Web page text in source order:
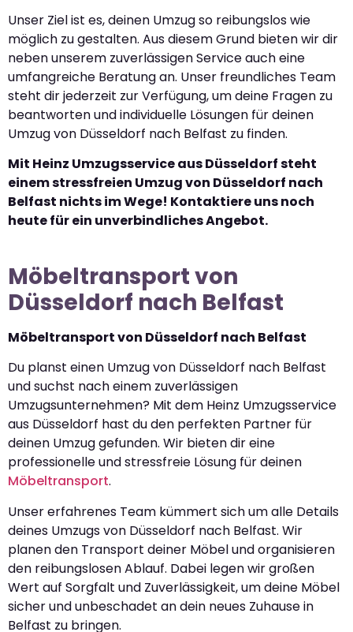
Unser Ziel ist es, deinen Umzug so reibungslos wie
möglich zu gestalten. Aus diesem Grund bieten wir dir
neben unserem zuverlässigen Service auch eine
umfangreiche Beratung an. Unser freundliches Team
steht dir jederzeit zur Verfügung, um deine Fragen zu
beantworten und individuelle Lösungen für deinen
Umzug von Düsseldorf nach Belfast zu finden.
Mit Heinz Umzugsservice aus Düsseldorf steht
einem stressfreien Umzug von Düsseldorf nach
Belfast nichts im Wege! Kontaktiere uns noch
heute für ein unverbindliches Angebot.
Möbeltransport von
Düsseldorf nach Belfast
Möbeltransport von Düsseldorf nach Belfast
Du planst einen Umzug von Düsseldorf nach Belfast
und suchst nach einem zuverlässigen
Umzugsunternehmen? Mit dem Heinz Umzugsservice
aus Düsseldorf hast du den perfekten Partner für
deinen Umzug gefunden. Wir bieten dir eine
professionelle und stressfreie Lösung für deinen
Möbeltransport.
Unser erfahrenes Team kümmert sich um alle Details
deines Umzugs von Düsseldorf nach Belfast. Wir
planen den Transport deiner Möbel und organisieren
den reibungslosen Ablauf. Dabei legen wir großen
Wert auf Sorgfalt und Zuverlässigkeit, um deine Möbel
sicher und unbeschadet an dein neues Zuhause in
Belfast zu bringen.